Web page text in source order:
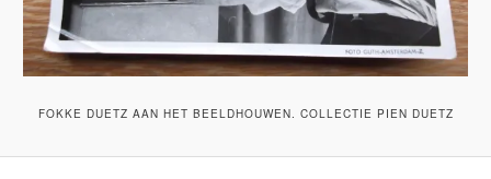
FOKKE DUETZ AAN HET BEELDHOUWEN. COLLECTIE PIEN DUETZ